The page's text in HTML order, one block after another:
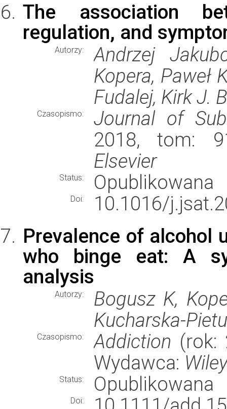
The association
regulation, and
Autorzy:
Andrzej
Kopera, Paweł
Fudalej, Kirk J.
Czasopismo:
Journal of
2018, tom:
Elsevier
Status: Opublikowana
Doi:
10.1016/
Prevalence of alcohol
who binge eat: A
analysis
Autorzy:
Bogusz K,
Kucharska-
Czasopismo: Addiction (rok:
Wydawca:
Status: Opublikowana
Doi: